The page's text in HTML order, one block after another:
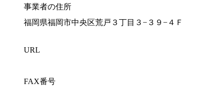
事業者の住所
福岡県福岡市中央区荒戸３丁目３−３９−４Ｆ
URL
FAX番号